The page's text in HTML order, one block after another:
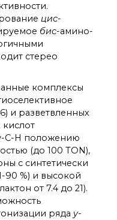
цис-
бис-амино-
стерео
комплексы
и разветвленных
C-H положению
(до 100 TON),
с синтетически
%) и высокой
от 7.4 до 21).
ряда у-